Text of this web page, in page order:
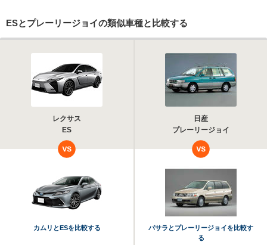
ESとプレーリージョイの類似車種と比較する
レクサス
ES
日産
プレーリージョイ
カムリとESを比較する
バサラとプレーリージョイを比較す
る